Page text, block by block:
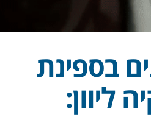
23 עזתים בספינת
ליוון: